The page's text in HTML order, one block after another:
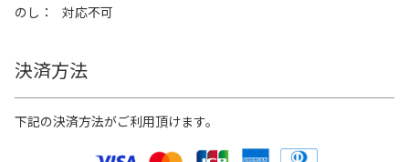
のし
対応不可
決済方法
下記の決済方法がご利用頂けます。